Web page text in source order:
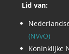
Lid van:
(NVvO)
Koninklijke